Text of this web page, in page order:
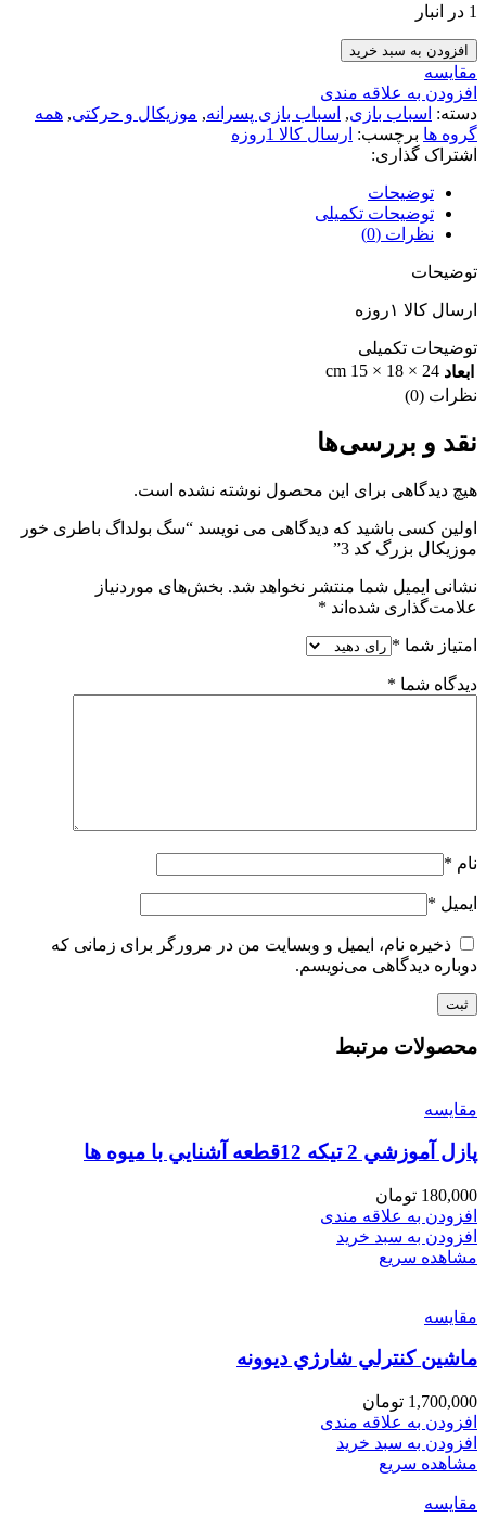
1 در انبار
افزودن به سبد خرید
مقایسه
افزودن به علاقه مندی
دسته: اسباب بازی, اسباب بازی پسرانه, موزیکال و حرکتی, همه
گروه ها برچسب: ارسال كالا 1روزه
اشتراک گذاری:
توضیحات
توضیحات تکمیلی
نظرات (0)
توضیحات
ارسال کالا ۱روزه
توضیحات تکمیلی
ابعاد 24 × 18 × 15 cm
نظرات (0)
نقد و بررسی‌ها
هیچ دیدگاهی برای این محصول نوشته نشده است.
اولین کسی باشید که دیدگاهی می نویسد “سگ بولداگ باطری خور
موزیکال بزرگ كد 3”
نشانی ایمیل شما منتشر نخواهد شد. بخش‌های موردنیاز
علامت‌گذاری شده‌اند *
امتیاز شما *
دیدگاه شما *
نام *
ایمیل *
ذخیره نام، ایمیل و وبسایت من در مرورگر برای زمانی که
دوباره دیدگاهی می‌نویسم.
محصولات مرتبط
مقایسه
پازل آموزشي 2 تيكه 12قطعه آشنايي با ميوه ها
180,000 تومان
افزودن به علاقه مندی
افزودن به سبد خرید
مشاهده سریع
مقایسه
ماشين كنترلي شارژي ديوونه
1,700,000 تومان
افزودن به علاقه مندی
افزودن به سبد خرید
مشاهده سریع
مقایسه